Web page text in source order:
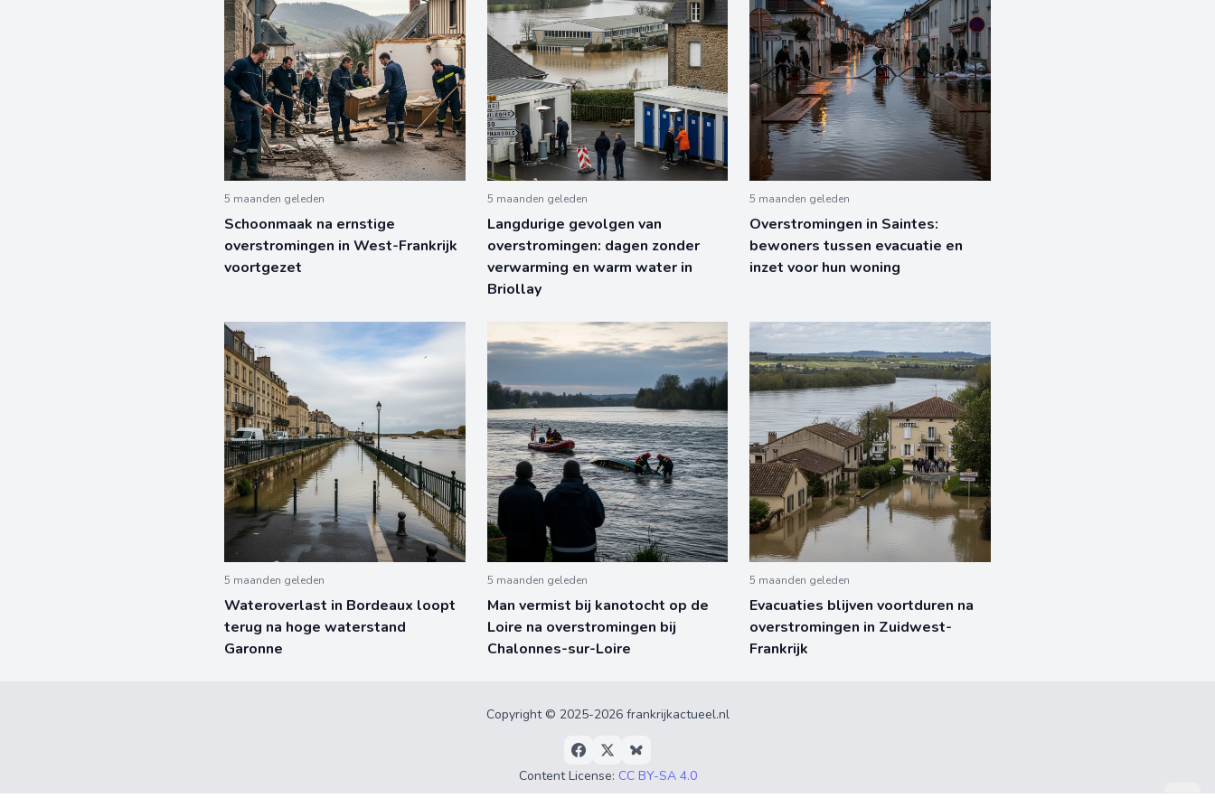
5 maanden geleden
Schoonmaak na ernstige
overstromingen in West-Frankrijk
voortgezet
5 maanden geleden
Langdurige gevolgen van
overstromingen: dagen zonder
verwarming en warm water in
Briollay
5 maanden geleden
Overstromingen in Saintes:
bewoners tussen evacuatie en
inzet voor hun woning
5 maanden geleden
Wateroverlast in Bordeaux loopt
terug na hoge waterstand
Garonne
5 maanden geleden
Man vermist bij kanotocht op de
Loire na overstromingen bij
Chalonnes-sur-Loire
5 maanden geleden
Evacuaties blijven voortduren na
overstromingen in Zuidwest-
Frankrijk
Copyright © 2025-2026 frankrijkactueel.nl
Content License: CC BY-SA 4.0